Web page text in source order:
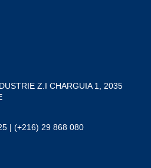
Z.I CHARGUIA 1, 2035
| (+216) 29 868 080